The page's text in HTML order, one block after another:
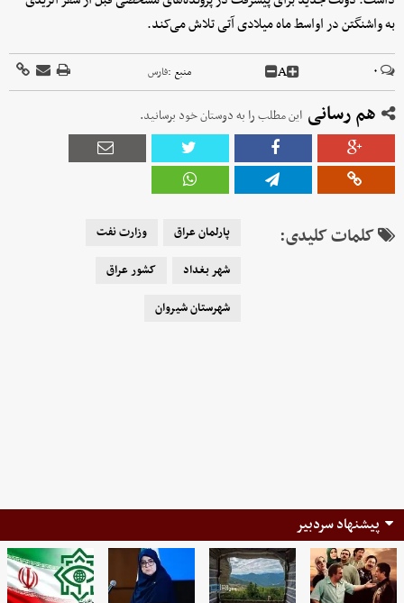
به واشنگتن در اواسط ماه میلادی آتی تلاش می‌کند.
۰ A منبع :فارس
هم رسانی این مطلب را به دوستان خود برسانید.
کلمات کلیدی: پارلمان عراق
وزارت نفت
شهر بغداد
کشور عراق
شهرستان شیروان
پیشنهاد سردبیر